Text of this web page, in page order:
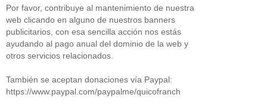
Por favor, contribuye al mantenimiento de nuestra
web clicando en alguno de nuestros banners
publicitarios, con esa sencilla acción nos estás
ayudando al pago anual del dominio de la web y
otros servicios relacionados.
También se aceptan donaciones vía Paypal:
https://www.paypal.com/paypalme/quicofranch